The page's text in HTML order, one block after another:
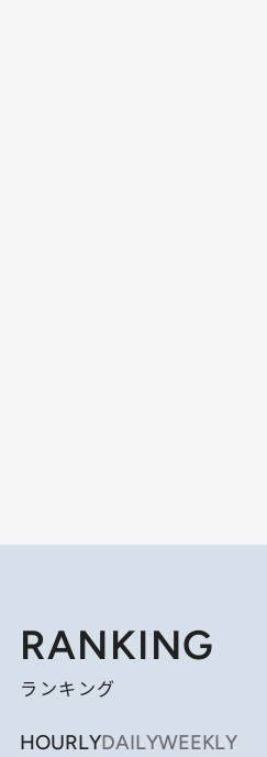
RANKING
ランキング
HOURLYDAILYWEEKLY